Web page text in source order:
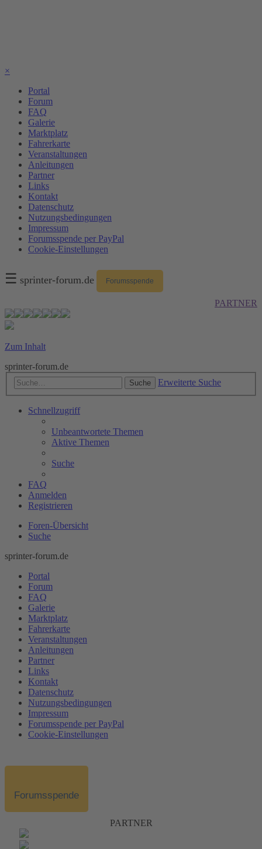
×
Portal
Forum
FAQ
Galerie
Marktplatz
Fahrerkarte
Veranstaltungen
Anleitungen
Partner
Links
Kontakt
Datenschutz
Nutzungsbedingungen
Impressum
Forumsspende per PayPal
Cookie-Einstellungen
☰ sprinter-forum.de Forumsspende
PARTNER
Zum Inhalt
sprinter-forum.de
Suche Erweiterte Suche
Schnellzugriff
Unbeantwortete Themen
Aktive Themen
Suche
FAQ
Anmelden
Registrieren
Foren-Übersicht
Suche
sprinter-forum.de
Portal
Forum
FAQ
Galerie
Marktplatz
Fahrerkarte
Veranstaltungen
Anleitungen
Partner
Links
Kontakt
Datenschutz
Nutzungsbedingungen
Impressum
Forumsspende per PayPal
Cookie-Einstellungen
Forumsspende
PARTNER